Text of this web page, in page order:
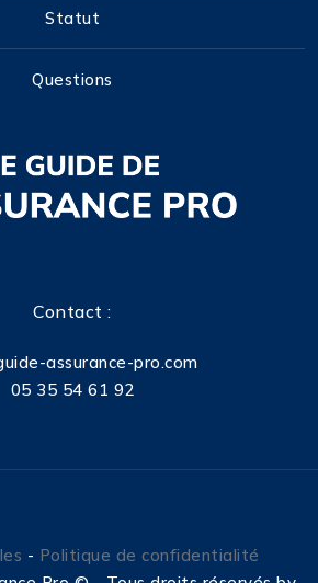
Statut
Questions
Contact :
assurance-pro.com
05 35 54 61 92
- Politique de confidentialité